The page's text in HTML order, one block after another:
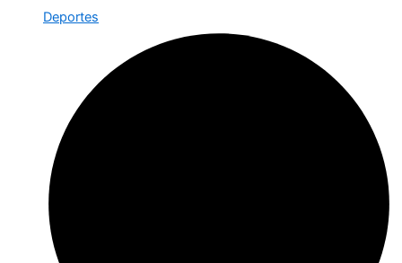
Deportes